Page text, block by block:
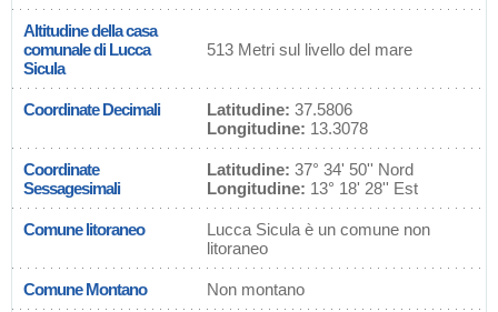
Altitudine della casa
comunale di Lucca
Sicula
513 Metri sul livello del mare
Coordinate Decimali Latitudine: 37.5806
Longitudine: 13.3078
Coordinate
Sessagesimali
Latitudine: 37° 34' 50'' Nord
Longitudine: 13° 18' 28'' Est
Comune litoraneo
Lucca Sicula è un comune non
litoraneo
Comune Montano Non montano